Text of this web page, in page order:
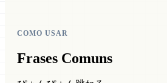
COMO USAR
Frases Comuns